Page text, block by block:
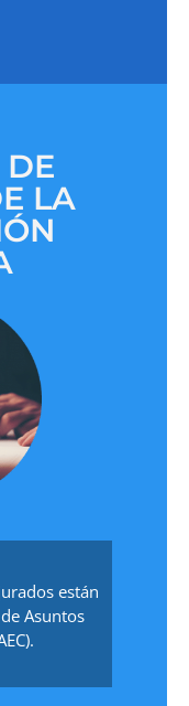
DE
LA
están
Asuntos